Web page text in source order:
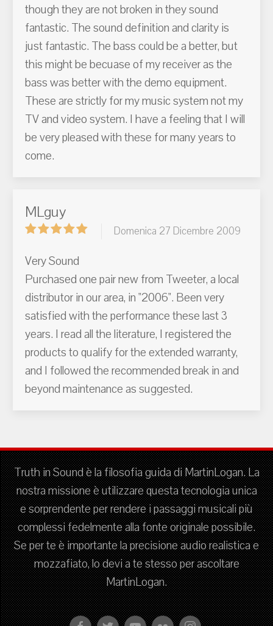
though they are not broken in they sound
fantastic. The sound definition and clarity is
just fantastic. The bass could be a better, but
this might be becuase of my receiver as the
bass was better with the demo equipment.
These are strictly for my music system not my
TV and video system. I have a feeling that I will
be very pleased with these for many years to
come.
MLguy
Domenica 27 Dicembre 2009
Very Sound
Purchased one pair new from Tweeter, a local
distributor in our area, in "2006". Been very
satisfied with the performance these last 3
years. I read all the literature, I registered the
products to qualify for the extended warranty,
and I followed the recommended break in and
beyond maintenance as suggested.
Truth in Sound è la filosofia guida di MartinLogan. La
nostra missione è utilizzare questa tecnologia unica
e sorprendente per rendere i passaggi musicali più
complessi fedelmente alla fonte originale possibile.
Se per te è importante la precisione audio realistica e
mozzafiato, lo devi a te stesso per ascoltare
MartinLogan.